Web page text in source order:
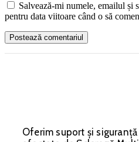
Salvează-mi numele, emailul și
pentru data viitoare când o să
Oferim suport și